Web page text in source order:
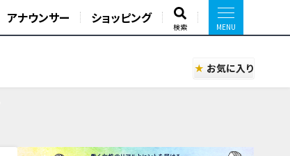
アナウンサー ショッピング
検索
お気に入り